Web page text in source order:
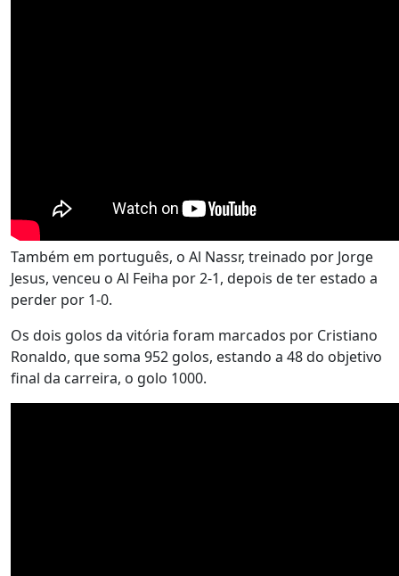
Também em português, o Al Nassr, treinado por Jorge
Jesus, venceu o Al Feiha por 2-1, depois de ter estado a
perder por 1-0.
Os dois golos da vitória foram marcados por Cristiano
Ronaldo, que soma 952 golos, estando a 48 do objetivo
final da carreira, o golo 1000.